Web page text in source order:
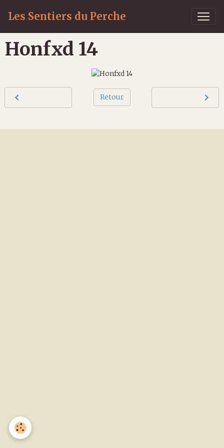
Les Sentiers du Perche
Honfxd 14
Retour